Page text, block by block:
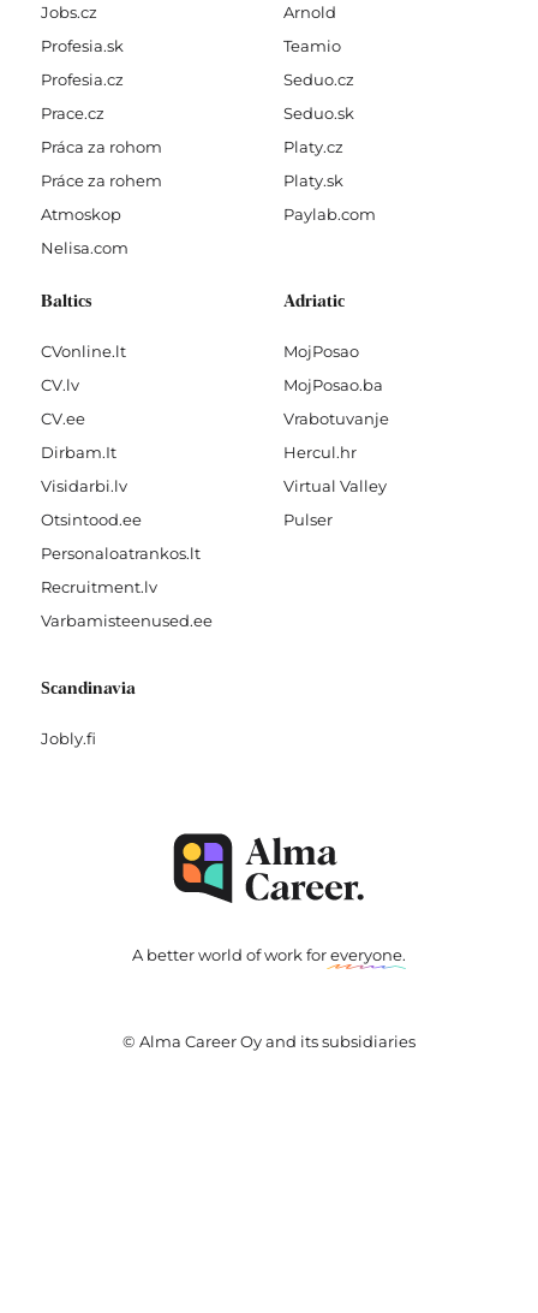
Jobs.cz
Profesia.sk
Profesia.cz
Prace.cz
Práca za rohom
Práce za rohem
Atmoskop
Nelisa.com
Arnold
Teamio
Seduo.cz
Seduo.sk
Platy.cz
Platy.sk
Paylab.com
Baltics
CVonline.lt
CV.lv
CV.ee
Dirbam.It
Visidarbi.lv
Otsintood.ee
Personaloatrankos.lt
Recruitment.lv
Varbamisteenused.ee
Adriatic
MojPosao
MojPosao.ba
Vrabotuvanje
Hercul.hr
Virtual Valley
Pulser
Scandinavia
Jobly.fi
A better world of work foreveryone.
© Alma Career Oy and its subsidiaries